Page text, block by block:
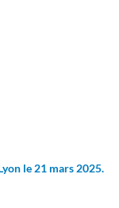
le 21 mars 2025.